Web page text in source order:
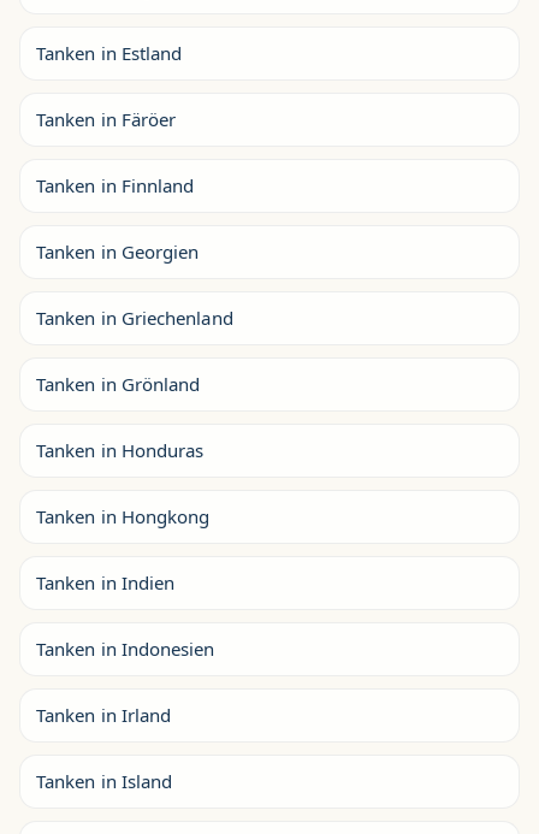
Tanken in Estland
Tanken in Färöer
Tanken in Finnland
Tanken in Georgien
Tanken in Griechenland
Tanken in Grönland
Tanken in Honduras
Tanken in Hongkong
Tanken in Indien
Tanken in Indonesien
Tanken in Irland
Tanken in Island